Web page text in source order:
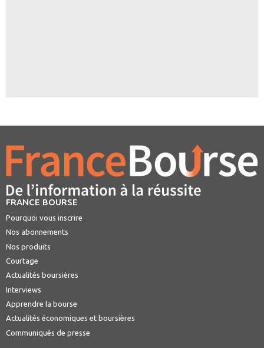
FRANCE BOURSE
Pourquoi vous inscrire
Nos abonnements
Nos produits
Courtage
Actualités boursières
Interviews
Apprendre la bourse
Actualités économiques et boursières
Communiqués de presse